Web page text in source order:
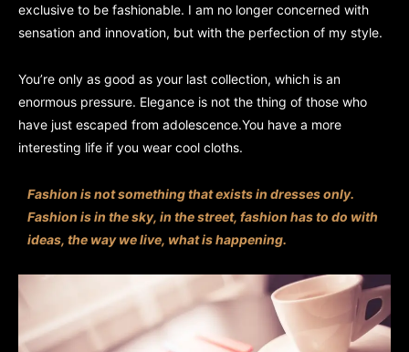
exclusive to be fashionable. I am no longer concerned with
sensation and innovation, but with the perfection of my style.
You’re only as good as your last collection, which is an
enormous pressure. Elegance is not the thing of those who
have just escaped from adolescence.You have a more
interesting life if you wear cool cloths.
Fashion is not something that exists in dresses only.
Fashion is in the sky, in the street, fashion has to do with
ideas, the way we live, what is happening.